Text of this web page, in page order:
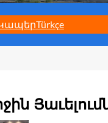
ԿապերTürkçe